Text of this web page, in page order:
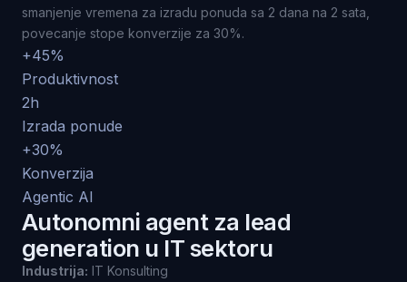
smanjenje vremena za izradu ponuda sa 2 dana na 2 sata,
povecanje stope konverzije za 30%.
+45%
Produktivnost
2h
Izrada ponude
+30%
Konverzija
Agentic AI
Autonomni agent za lead
generation u IT sektoru
Industrija: IT Konsulting